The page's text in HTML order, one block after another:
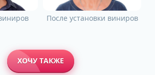
После установки виниров
ХОЧУ ТАКЖЕ